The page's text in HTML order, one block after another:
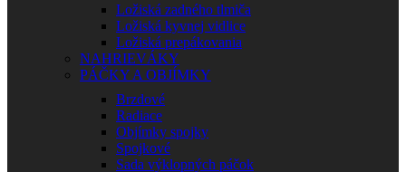
Ložiská zadného tlmiča
Ložiská kyvnej vidlice
Ložiská prepákovania
NAHRIEVÁKY
PÁČKY A OBJÍMKY
Brzdové
Radiace
Objímky spojky
Spojkové
Sada výklopných páčok